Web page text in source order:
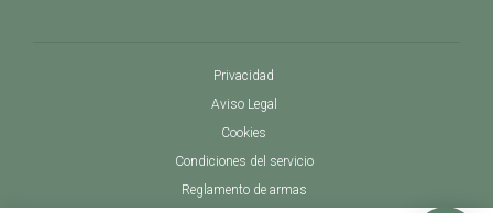
Privacidad
Aviso Legal
Cookies
Condiciones del servicio
Reglamento de armas